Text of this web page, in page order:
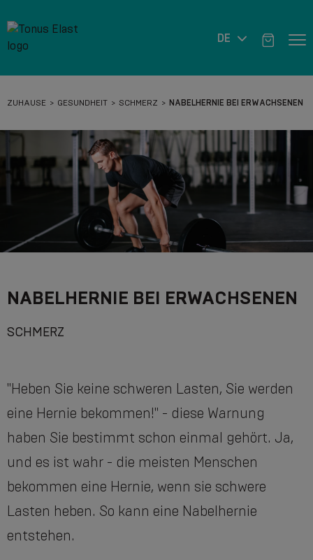
DE
ZUHAUSE GESUNDHEIT SCHMERZ NABELHERNIE BEI ERWACHSENEN
NABELHERNIE BEI ERWACHSENEN
SCHMERZ
"Heben Sie keine schweren Lasten, Sie werden
eine Hernie bekommen!" - diese Warnung
haben Sie bestimmt schon einmal gehört. Ja,
und es ist wahr - die meisten Menschen
bekommen eine Hernie, wenn sie schwere
Lasten heben. So kann eine Nabelhernie
entstehen.